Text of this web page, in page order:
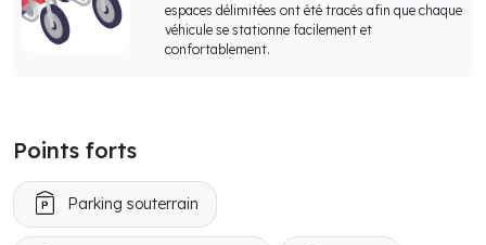
espaces délimitées ont été tracés afin que chaque
véhicule se stationne facilement et
confortablement.
Points forts
Parking souterrain